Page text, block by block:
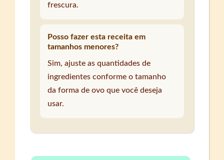
frescura.
Posso fazer esta receita em
tamanhos menores?
Sim, ajuste as quantidades de
ingredientes conforme o tamanho
da forma de ovo que você deseja
usar.